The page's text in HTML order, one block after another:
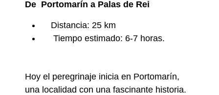
De Portomarín a Palas de Rei
Distancia: 25 km
Tiempo estimado: 6-7 horas.
Hoy el peregrinaje inicia en Portomarín,
una localidad con una fascinante historia.